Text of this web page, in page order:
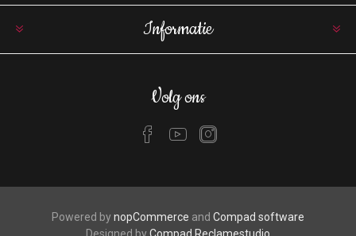
Informatie
Volg ons
Powered bynopCommerce and Compad software